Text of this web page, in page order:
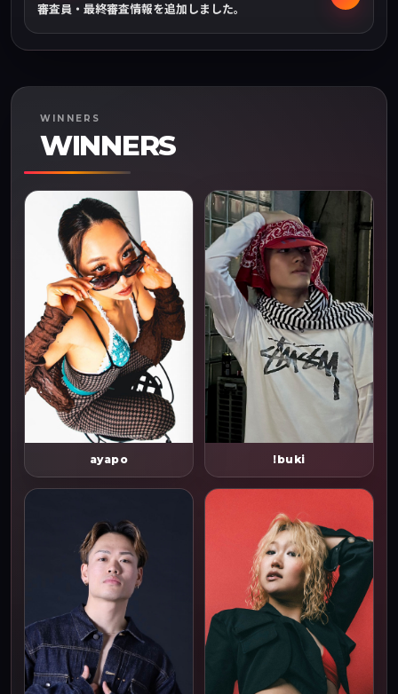
審査員・最終審査情報を追加しました。
WINNERS
WINNERS
ayapo !buki